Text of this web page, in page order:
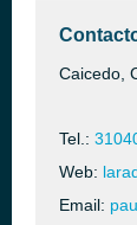
Caicedo,
Tel.:
Web:
Email: